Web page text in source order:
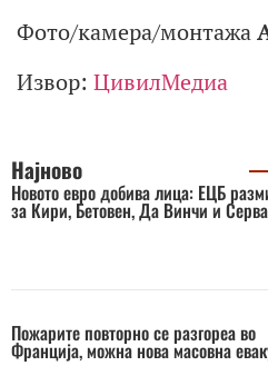
Фото/камера/монтажа
Извор: ЦивилМедиа
Најново
Новото евро добива лица: ЕЦБ
за Кири, Бетовен, Да Винчи и
Пожарите повторно се разгореа во
Франција, можна нова масовна